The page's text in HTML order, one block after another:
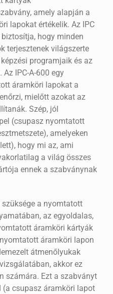
amely alapján a
lapokat értékelik. Az IPC
hogy minden
terjesztenek világszerte
programjaik és az
Az IPC-A-600 egy
áramköri lapokat a
mielőtt azokat az
Szép, jól
(csupasz nyomtatott
amelyeken
hogy mi az, ami
a világ összes
ennek a szabványnak
szüksége a nyomtatott
az egyoldalas,
áramköri kártyák
áramköri lapon
átmenőlyukak
akkor ez
számára. Ezt a szabványt
csupasz áramköri lapot